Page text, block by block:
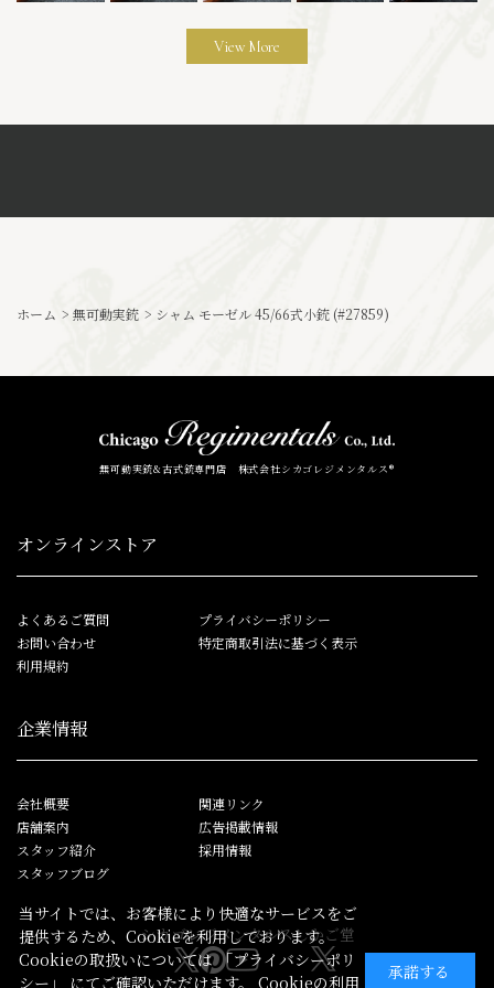
View More
ホーム > 無可動実銃 > シャム モーゼル 45/66式小銃 (#27859)
無可動実銃&古式銃専門店 株式会社シカゴレジメンタルス®
オンラインストア
よくあるご質問
お問い合わせ
利用規約
プライバシーポリシー
特定商取引法に基づく表示
企業情報
会社概要
店舗案内
スタッフ紹介
スタッフブログ
関連リンク
広告掲載情報
採用情報
シカゴレジメンタルスしかご堂
当サイトでは、お客様により快適なサービスをご
提供するため、Cookieを利用しております。
Cookieの取扱いについては「プライバシーポリ
シー」
にてご確認いただけます。 Cookieの利用
承諾する